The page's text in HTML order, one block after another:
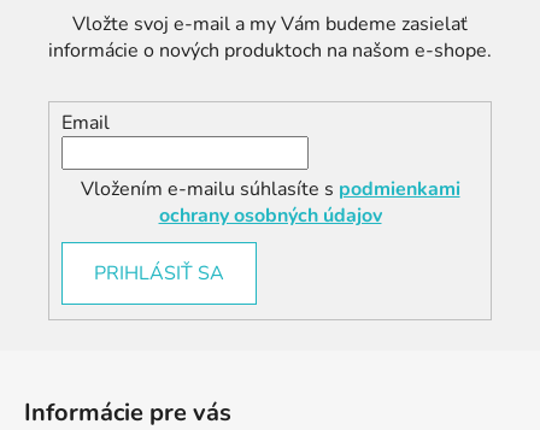
Vložte svoj e-mail a my Vám budeme zasielať
informácie o nových produktoch na našom e-shope.
Email
Vložením e-mailu súhlasíte s podmienkami
ochrany osobných údajov
PRIHLÁSIŤ SA
Informácie pre vás